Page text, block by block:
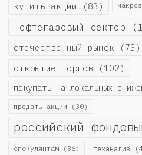
купить акции (83)
нефтегазовый сектор
отечественный рынок (73)
открытие торгов (102)
покупать на локальных
продать акции (30)
российский
спекулянтам (36) теханализ